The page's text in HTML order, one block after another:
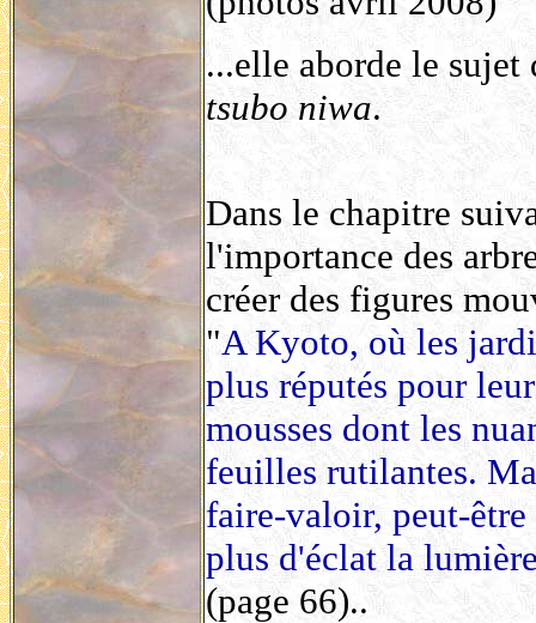
...elle aborde le
tsubo niwa.
Dans le chapitre
l'importance des
créer des figures
"A Kyoto, où les
plus réputés pour
mousses dont les
feuilles rutilantes.
faire-valoir, peut-
plus d'éclat la
(page 66)..